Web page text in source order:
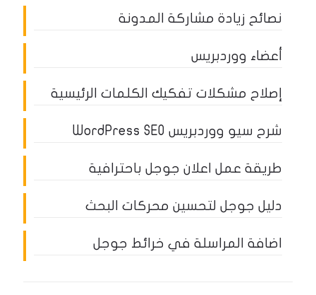
نصائح زيادة مشاركة المدونة
أعضاء ووردبريس
إصلاح مشكلات تفكيك الكلمات الرئيسية
شرح سيو ووردبريس WordPress SEO
طريقة عمل اعلان جوجل باحترافية
دليل جوجل لتحسين محركات البحث
اضافة المراسلة في خرائط جوجل